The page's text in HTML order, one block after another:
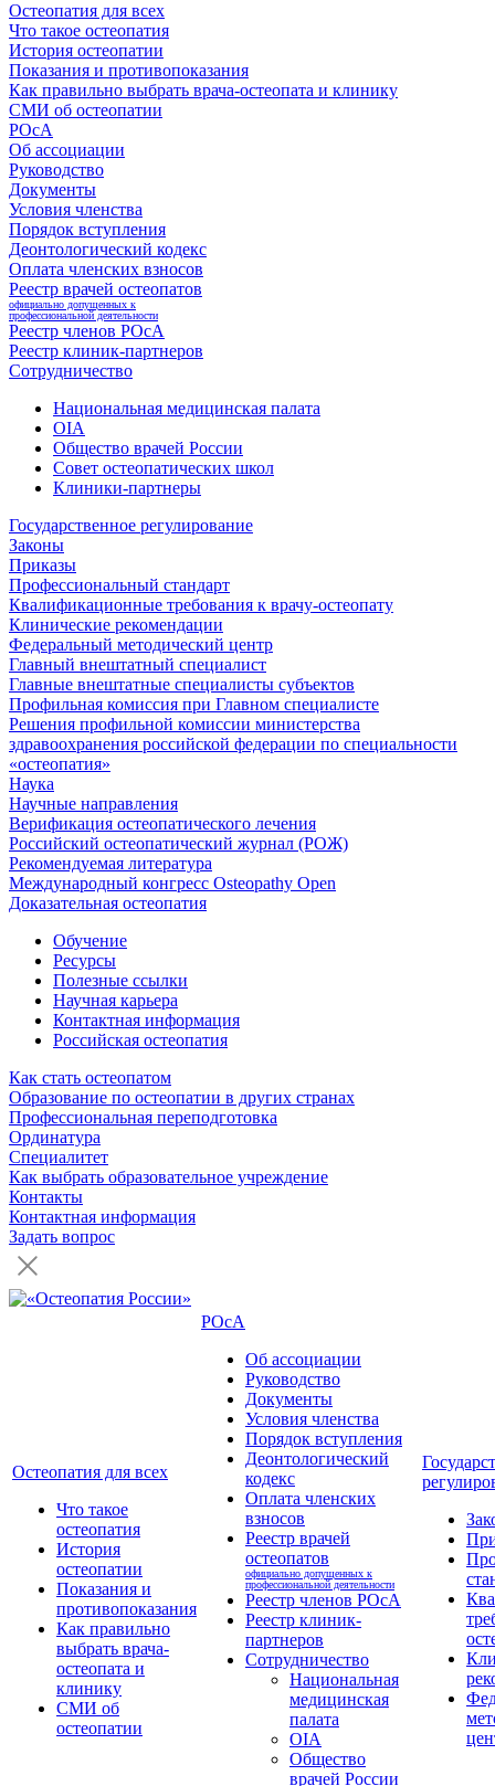
Остеопатия для всех
Что такое остеопатия
История остеопатии
Показания и противопоказания
Как правильно выбрать врача-остеопата и клинику
СМИ об остеопатии
РОсА
Об ассоциации
Руководство
Документы
Условия членства
Порядок вступления
Деонтологический кодекс
Оплата членских взносов
Реестр врачей остеопатов
официально допущенных к
профессиональной деятельности
Реестр членов РОсА
Реестр клиник-партнеров
Сотрудничество
Национальная медицинская палата
OIA
Общество врачей России
Совет остеопатических школ
Клиники-партнеры
Государственное регулирование
Законы
Приказы
Профессиональный стандарт
Квалификационные требования к врачу-остеопату
Клинические рекомендации
Федеральный методический центр
Главный внештатный специалист
Главные внештатные специалисты субъектов
Профильная комиссия при Главном специалисте
Решения профильной комиссии министерства
здравоохранения российской федерации по специальности
«остеопатия»
Наука
Научные направления
Верификация остеопатического лечения
Российский остеопатический журнал (РОЖ)
Рекомендуемая литература
Международный конгресс Osteopathy Open
Доказательная остеопатия
Обучение
Ресурсы
Полезные ссылки
Научная карьера
Контактная информация
Российская остеопатия
Как стать остеопатом
Образование по остеопатии в других странах
Профессиональная переподготовка
Ординатура
Специалитет
Как выбрать образовательное учреждение
Контакты
Контактная информация
Задать вопрос
Остеопатия для всех
Что такое
остеопатия
История
остеопатии
Показания и
противопоказания
Как правильно
выбрать врача-
остеопата и
клинику
СМИ об
остеопатии
РОсА
Об ассоциации
Руководство
Документы
Условия членства
Порядок вступления
Деонтологический
кодекс
Оплата членских
взносов
Реестр врачей
остеопатов
официально допущенных к
профессиональной деятельности
Реестр членов РОсА
Реестр клиник-
партнеров
Сотрудничество
Национальная
медицинская
палата
OIA
Общество
врачей России